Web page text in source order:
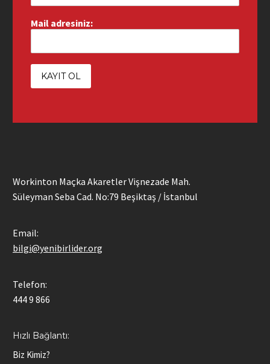
Workinton Maçka Akaretler Vişnezade Mah.
Süleyman Seba Cad. No:79 Beşiktaş / İstanbul
Email:
bilgi@yenibirlider.org
Telefon:
444 9 866
Hızlı Bağlantı:
Biz Kimiz?
Mail adresiniz: